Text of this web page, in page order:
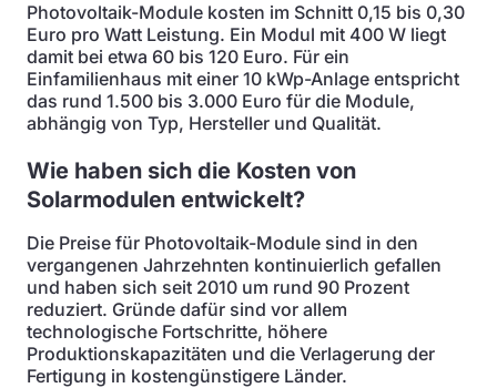
Photovoltaik-Module kosten im Schnitt 0,15 bis 0,30
Euro pro Watt Leistung. Ein Modul mit 400 W liegt
damit bei etwa 60 bis 120 Euro. Für ein
Einfamilienhaus mit einer 10 kWp-Anlage entspricht
das rund 1.500 bis 3.000 Euro für die Module,
abhängig von Typ, Hersteller und Qualität.
Wie haben sich die Kosten von
Solarmodulen entwickelt?
Die Preise für Photovoltaik-Module sind in den
vergangenen Jahrzehnten kontinuierlich gefallen
und haben sich seit 2010 um rund 90 Prozent
reduziert. Gründe dafür sind vor allem
technologische Fortschritte, höhere
Produktionskapazitäten und die Verlagerung der
Fertigung in kostengünstigere Länder.